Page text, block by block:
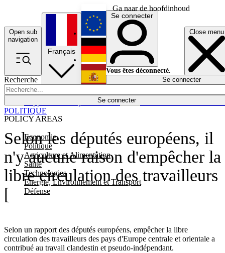
Ga naar de hoofdinhoud
Open sub
navigation
Close menu
Recherche
Se connecter
POLICY AREAS
Economie
Politique
Agriculture et Alimentation
Santé
Technologies
Energie, Environnement et Transport
Défense
Économie
Français
English
Deutsch
Español
Se connecter
Vous êtes déconnecté.
Se connecter
Selon les députés européens, il
n'y aucune raison d'empêcher la
libre circulation des travailleurs
[
Selon un rapport des députés européens, empêcher la libre
circulation des travailleurs des pays d'Europe centrale et orientale a
contribué au travail clandestin et pseudo-indépendant.
POLITIQUE